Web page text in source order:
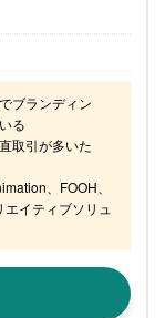
ブランディン
る
取引が多いた
、FOOH、
イティブソリュ